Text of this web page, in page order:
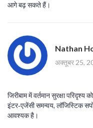
आगे बढ़ सकते हैं।
Nathan
अक्तूबर 25,
जिरीबाम में वर्तमान सुरक्षा
इंटर‑एजेंसी समन्वय, लॉजिस्टिक
आवश्यक है।